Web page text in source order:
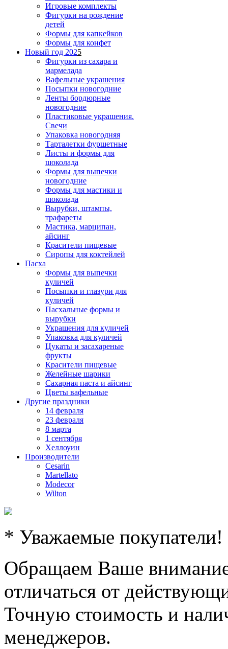
Игровые комплекты
Фигурки на рождение
детей
Формы для капкейков
Формы для конфет
Новый год 2025
Фигурки из сахара и
мармелада
Вафельные украшения
Посыпки новогодние
Ленты бордюрные
новогодние
Пластиковые украшения.
Свечи
Упаковка новогодняя
Тарталетки фуршетные
Листы и формы для
шоколада
Формы для выпечки
новогодние
Формы для мастики и
шоколада
Вырубки, штампы,
трафареты
Мастика, марципан,
айсинг
Красители пищевые
Сиропы для коктейлей
Пасха
Формы для выпечки
куличей
Посыпки и глазури для
куличей
Пасхальные формы и
вырубки
Украшения для куличей
Упаковка для куличей
Цукаты и засахареные
фрукты
Красители пищевые
Желейные шарики
Сахарная паста и айсинг
Цветы вафельные
Другие праздники
14 февраля
23 февраля
8 марта
1 сентября
Хеллоуин
Производители
Cesarin
Martellato
Modecor
Wilton
* Уважаемые покупатели!
Обращаем Ваше
отличаться от
Точную стоимость и
менеджеров.